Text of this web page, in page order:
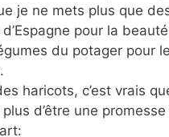
je ne mets plus que
pour la
du potager pour
haricots, c’est vrais
d’être une